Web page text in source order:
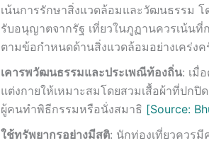
เน้นการรักษาสิ่งแวดล้อมและวัฒนธรรม โ
รับอนุญาตจากรัฐ เที่ยวในภูฏานควรเน้น
ตามข้อกำหนดด้านสิ่งแวดล้อมอย่างเคร่งค
เคารพวัฒนธรรมและประเพณีท้องถิ่น: เมื่
แต่งกายให้เหมาะสมโดยสวมเสื้อผ้าที่ปก
ผู้คนทำพิธีกรรมหรือนั่งสมาธิ [Source:
ใช้ทรัพยากรอย่างมีสติ: นักท่องเที่ยวควร